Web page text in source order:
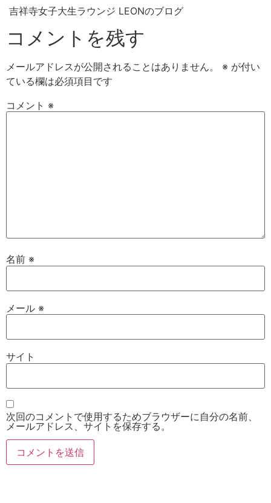
吉祥寺女子大生ラウンジ LEONのブログ
コメントを残す
メールアドレスが公開されることはありません。 ※ が付い
ている欄は必須項目です
コメント ※
名前 ※
メール ※
サイト
次回のコメントで使用するためブラウザーに自分の名前、
メールアドレス、サイトを保存する。